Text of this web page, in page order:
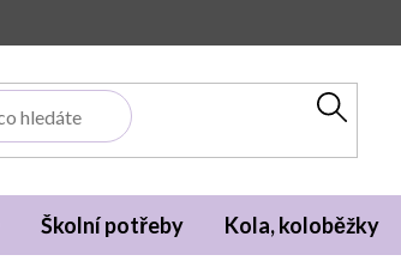
Školní potřeby Kola, koloběžky